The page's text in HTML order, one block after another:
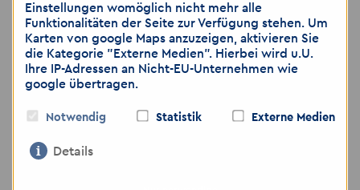
Sie sind in der Metallverarbeitung, im
Maschinenbau oder in der Industrie zu
Hause – egal ob Produktion, CNC,
Schweißen, Montage oder
Oder Sie kommen aus dem Handwerk,
zum Beispiel aus dem Elektrobereich, der
Heizungs-, Sanitär- und
Einstellungen womöglich nicht mehr alle
Funktionalitäten der Seite zur Verfügung stehen. Um
Karten von google Maps anzuzeigen, aktivieren Sie
die Kategorie "Externe Medien". Hierbei wird u.U.
Ihre IP-Adressen an Nicht-EU-Unternehmen wie
google übertragen.
Notwendig Statistik Externe Medien
Details